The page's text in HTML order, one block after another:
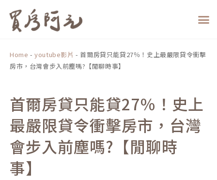
Home -youtube影片 - 首爾房貸只能貸27％！史上最嚴限貸令衝擊
房市，台灣會步入前塵嗎?【閒聊時事】
首爾房貸只能貸27％！史上
最嚴限貸令衝擊房市，台灣
會步入前塵嗎?【閒聊時
事】